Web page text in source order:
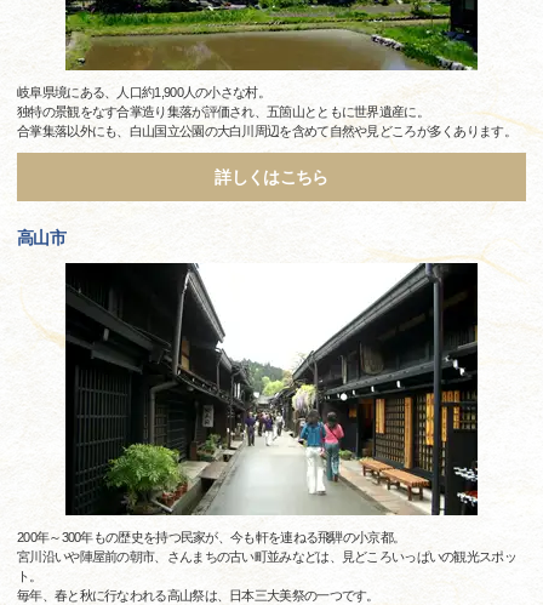
岐阜県境にある、人口約1,900人の小さな村。
独特の景観をなす合掌造り集落が評価され、五箇山とともに世界遺産に。
合掌集落以外にも、白山国立公園の大白川周辺を含めて自然や見どころが多くあります。
詳しくはこちら
高山市
200年～300年もの歴史を持つ民家が、今も軒を連ねる飛騨の小京都。
宮川沿いや陣屋前の朝市、さんまちの古い町並みなどは、見どころいっぱいの観光スポッ
ト。
毎年、春と秋に行なわれる高山祭は、日本三大美祭の一つです。